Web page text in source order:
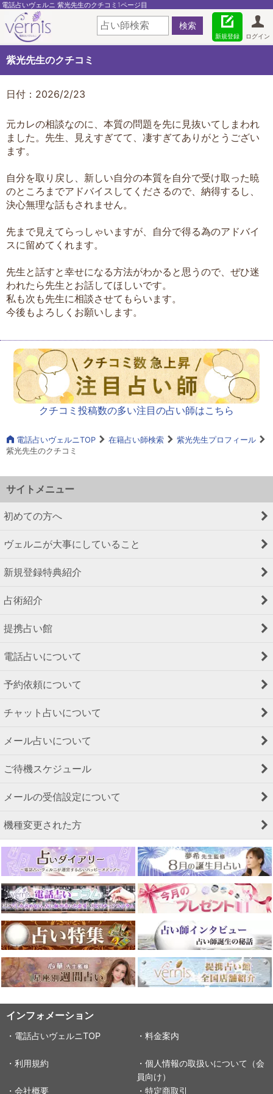
電話占いヴェルニ 紫光先生のクチコミ1ページ目
ログイン
新規登録
紫光先生のクチコミ
日付：2026/2/23
元カレの相談なのに、本質の問題を先に見抜いてしまわれ
ました。先生、見えすぎてて、凄すぎてありがとうござい
ます。
自分を取り戻し、新しい自分の本質を自分で受け取った暁
のところまでアドバイスしてくださるので、納得するし、
決心無理な話もされません。
先まで見えてらっしゃいますが、自分で得る為のアドバイ
スに留めてくれます。
先生と話すと幸せになる方法がわかると思うので、ぜひ迷
われたら先生とお話してほしいです。
私も次も先生に相談させてもらいます。
今後もよろしくお願いします。
クチコミ投稿数の多い注目の占い師はこちら
電話占いヴェルニTOP 在籍占い師検索
紫光先生プロフィール
紫光先生のクチコミ
サイトメニュー
初めての方へ
ヴェルニが大事にしていること
新規登録特典紹介
占術紹介
提携占い館
電話占いについて
予約依頼について
チャット占いについて
メール占いについて
ご待機スケジュール
メールの受信設定について
機種変更された方
インフォメーション
・電話占いヴェルニTOP ・料金案内
・利用規約
・個人情報の取扱いについて（会
員向け）
・会社概要
・特定商取引